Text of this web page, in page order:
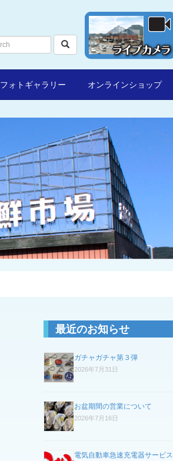
フォトギャラリー オンラインショップ
最近のお知らせ
ガチャガチャ第３弾
2026年7月31日
お盆期間の営業について
2026年7月16日
電気自動車急速充電器サービス